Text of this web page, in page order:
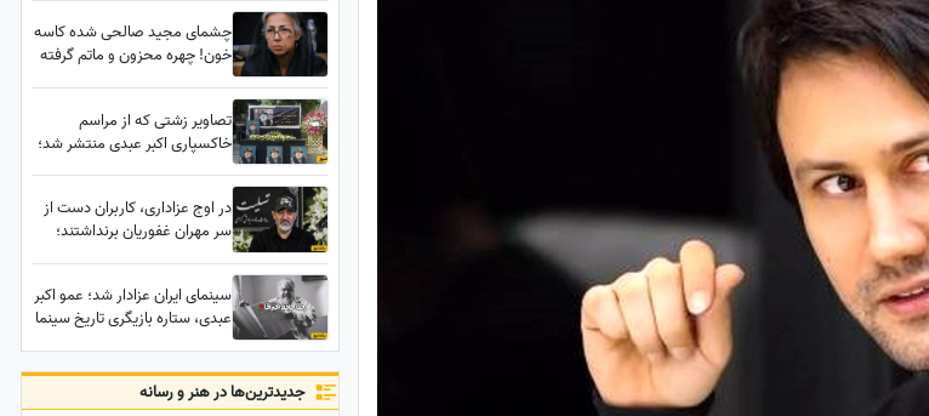
چشمای مجید صالحی شده کاسه
خون! چهره محزون و ماتم گرفته
صامتی، نسرین مقانلو و...
تصاویر زشتی که از مراسم
خاکسپاری اکبر عبدی منتشر شد؛
ناراحت کرد!
در اوج عزاداری، کاربران دست از
سر مهران غفوریان برنداشتند؛
سینمای ایران عزادار شد؛ عمو اکبر
عبدی، ستاره بازیگری تاریخ سینما
جدید‌ترین‌ها در هنر و رسانه